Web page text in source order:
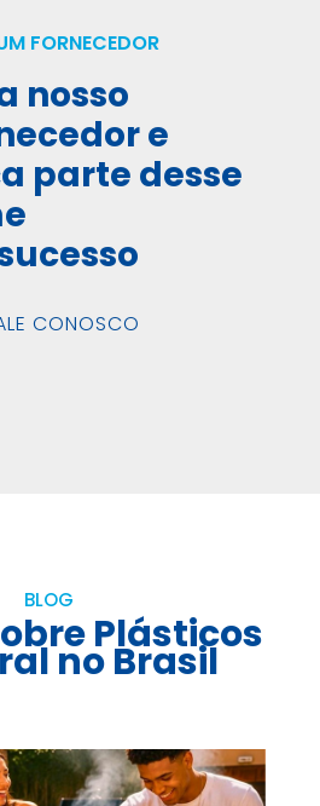
FORNECEDOR
nosso
e
parte desse
CONOSCO
BLOG
Plásticos
no Brasil